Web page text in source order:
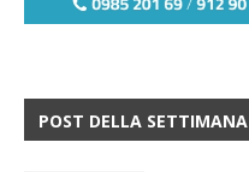
POST DELLA SETTIMANA